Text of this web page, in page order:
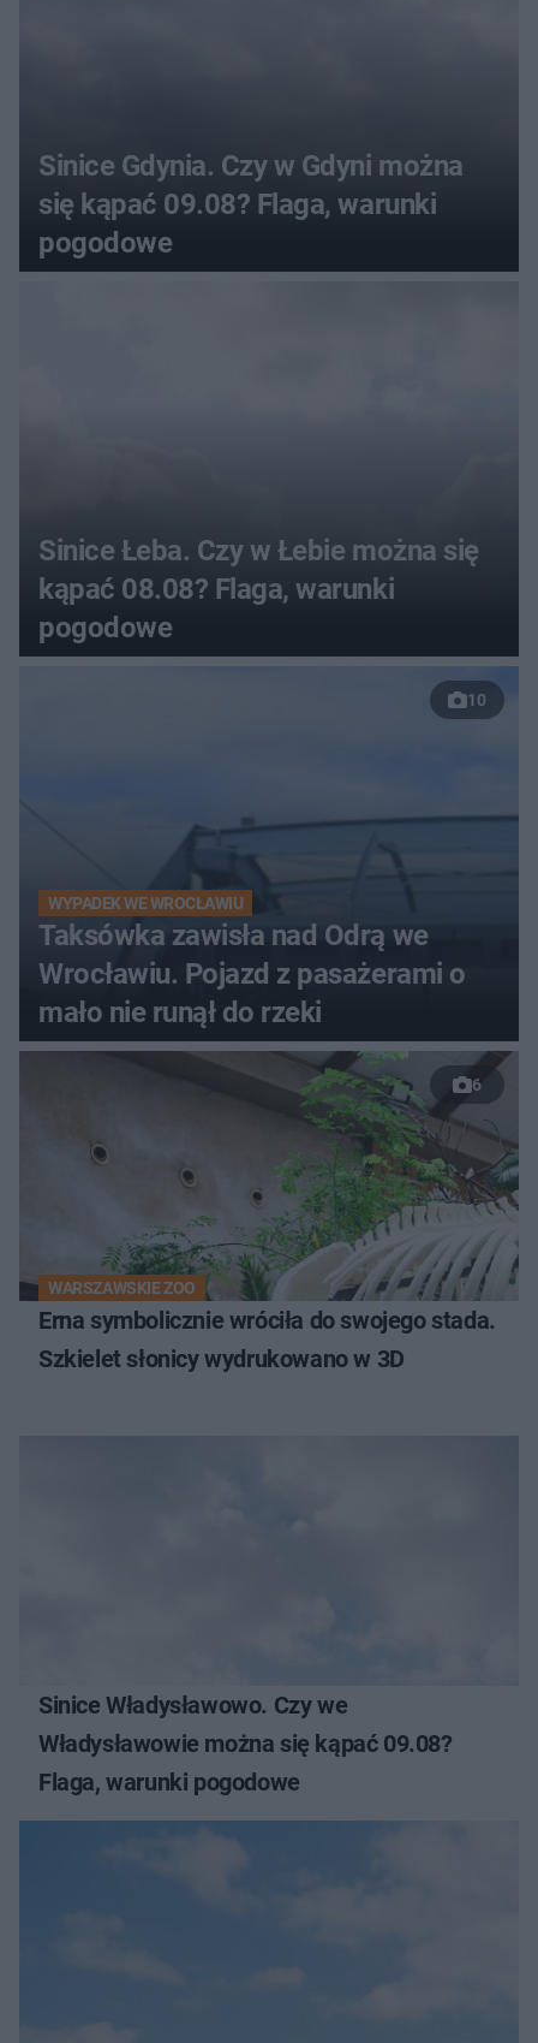
Sinice Gdynia. Czy w Gdyni można
się kąpać 09.08? Flaga, warunki
pogodowe
Sinice Łeba. Czy w Łebie można się
kąpać 08.08? Flaga, warunki
pogodowe
10
WYPADEK WE WROCŁAWIU
Taksówka zawisła nad Odrą we
Wrocławiu. Pojazd z pasażerami o
mało nie runął do rzeki
6
WARSZAWSKIE ZOO
Erna symbolicznie wróciła do swojego stada.
Szkielet słonicy wydrukowano w 3D
Sinice Władysławowo. Czy we
Władysławowie można się kąpać 09.08?
Flaga, warunki pogodowe